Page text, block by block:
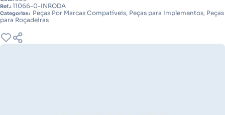
Ref.:11066-0-INRODA
Categorias: Peças Por Marcas Compatíveis, Peças para Implementos, Peças
para Roçadeiras